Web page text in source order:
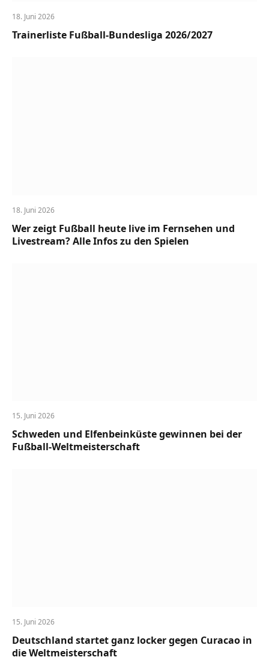
18. Juni 2026
Trainerliste Fußball-Bundesliga 2026/2027
18. Juni 2026
Wer zeigt Fußball heute live im Fernsehen und
Livestream? Alle Infos zu den Spielen
15. Juni 2026
Schweden und Elfenbeinküste gewinnen bei der
Fußball-Weltmeisterschaft
15. Juni 2026
Deutschland startet ganz locker gegen Curacao in
die Weltmeisterschaft